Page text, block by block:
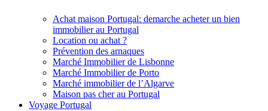
Achat maison Portugal: demarche acheter un bien
immobilier au Portugal
Location ou achat ?
Prévention des arnaques
Marché Immobilier de Lisbonne
Marché Immobilier de Porto
Marché immobilier de l’Algarve
Maison pas cher au Portugal
Voyage Portugal